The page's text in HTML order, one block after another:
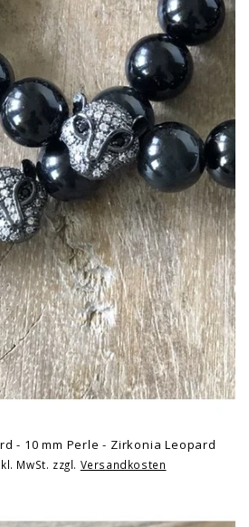
- 10 mm Perle - Zirkonia Leopard
MwSt. zzgl. Versandkosten